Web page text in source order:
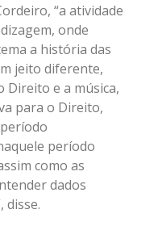
“a atividade
onde
a história das
jeito diferente,
Direito e a música,
para o Direito,
período
como as
dados
disse.